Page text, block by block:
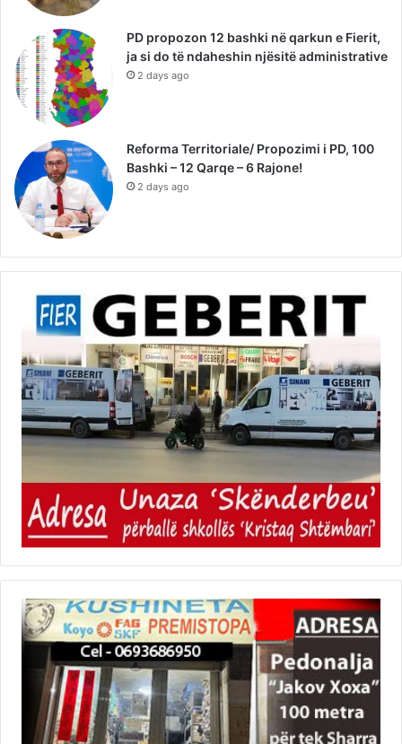
PD propozon 12 bashki në qarkun e Fierit,
ja si do të ndaheshin njësitë administrative
2 days ago
Reforma Territoriale/ Propozimi i PD, 100
Bashki – 12 Qarqe – 6 Rajone!
2 days ago